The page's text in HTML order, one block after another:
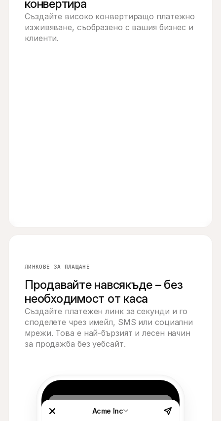
конвертира
Създайте високо конвертиращо платежно
изживяване, съобразено с вашия бизнес и
клиенти.
ЛИНКОВЕ ЗА ПЛАЩАНЕ
Продавайте навсякъде – без
необходимост от каса
Създайте платежен линк за секунди и го
споделете чрез имейл, SMS или социални
мрежи. Това е най-бързият и лесен начин
за продажба без уебсайт.
Acme Inc